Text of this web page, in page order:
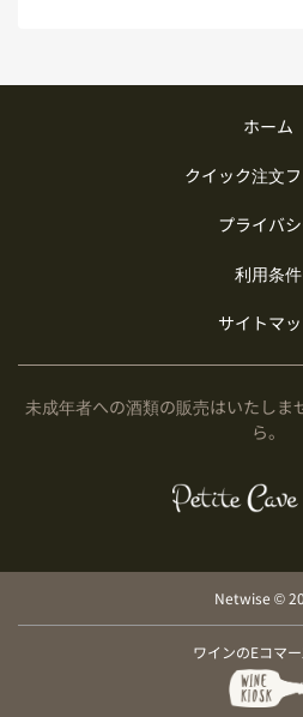
ホーム
クイック注文
プライバ
利用条件
サイトマ
未成年者への酒類の販売はいたしま
ら。
Netwise ©
ワインのEコマ